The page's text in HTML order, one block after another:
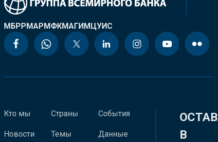
МБРРМАРМФКМАГИМЦУИС
Кто мы
Новости
Страны
Темы
События
Данные
В